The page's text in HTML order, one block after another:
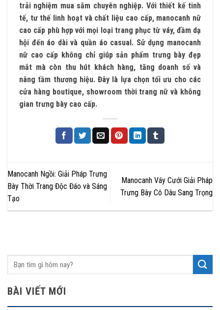
trải nghiệm mua sắm chuyên nghiệp. Với thiết kế tinh
tế, tư thế linh hoạt và chất liệu cao cấp, manocanh nữ
cao cấp phù hợp với mọi loại trang phục từ váy, đầm dạ
hội đến áo dài và quần áo casual. Sử dụng manocanh
nữ cao cấp không chỉ giúp sản phẩm trưng bày đẹp
mắt mà còn thu hút khách hàng, tăng doanh số và
nâng tầm thương hiệu. Đây là lựa chọn tối ưu cho các
cửa hàng boutique, showroom thời trang nữ và không
gian trưng bày cao cấp.
Manocanh Ngồi: Giải Pháp Trưng
Bày Thời Trang Độc Đáo và Sáng
Tạo
Manocanh Váy Cưới Giải Pháp
Trưng Bày Cô Dâu Sang Trọng
BÀI VIẾT MỚI